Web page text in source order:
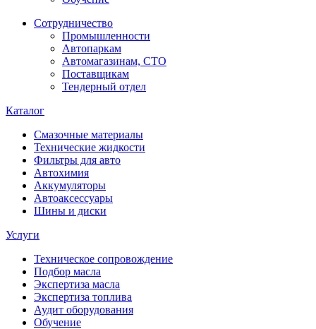
Сотрудничество
Промышленности
Автопаркам
Автомагазинам, СТО
Поставщикам
Тендерный отдел
Каталог
Смазочные материалы
Технические жидкости
Фильтры для авто
Автохимия
Аккумуляторы
Автоаксессуары
Шины и диски
Услуги
Техническое сопровождение
Подбор масла
Экспертиза масла
Экспертиза топлива
Аудит оборудования
Обучение